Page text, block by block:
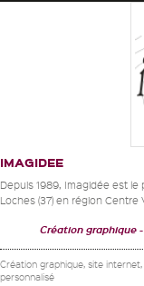
IMAGIDEE
Depuis 1989, Imagidée est
Loches (37) en région
Création graphique
Création graphique, site
personnalisé